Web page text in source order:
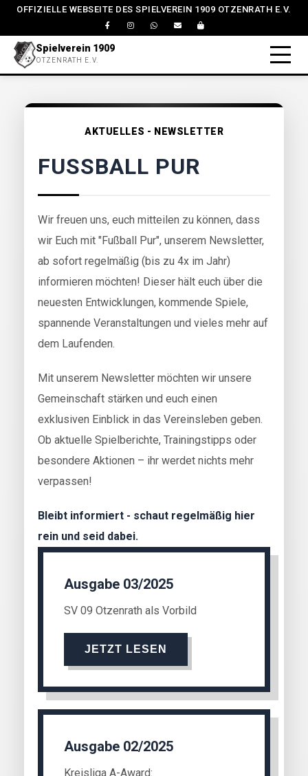
OFFIZIELLE WEBSEITE DES SPIELVEREIN 1909 OTZENRATH E.V.
Spielverein 1909
OTZENRATH E.V.
AKTUELLES - NEWSLETTER
FUSSBALL PUR
Wir freuen uns, euch mitteilen zu können, dass
wir Euch mit "Fußball Pur", unserem Newsletter,
ab sofort regelmäßig (bis zu 4x im Jahr)
informieren möchten! Dieser hält euch über die
neuesten Entwicklungen, kommende Spiele,
spannende Veranstaltungen und vieles mehr auf
dem Laufenden.
Mit unserem Newsletter möchten wir unsere
Gemeinschaft stärken und euch einen
exklusiven Einblick in das Vereinsleben geben.
Ob aktuelle Spielberichte, Trainingstipps oder
besondere Aktionen – ihr werdet nichts mehr
verpassen!
Bleibt informiert - schaut regelmäßig hier
rein und seid dabei.
Ausgabe 03/2025
SV 09 Otzenrath als Vorbild
JETZT LESEN
Ausgabe 02/2025
Kreisliga A-Award: